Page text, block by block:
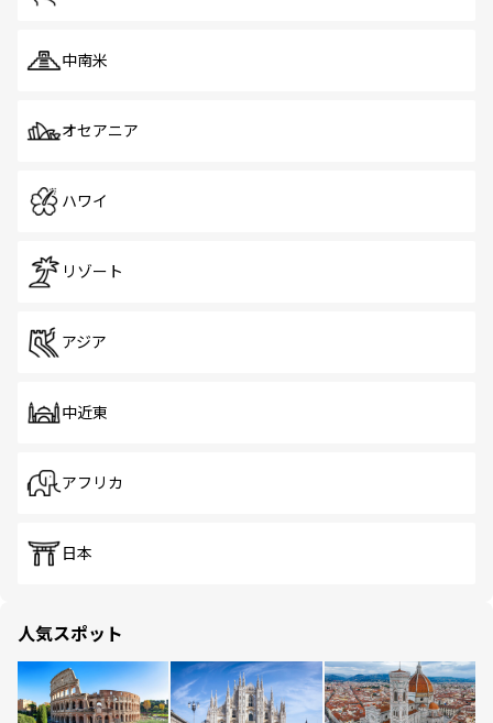
中南米
オセアニア
ハワイ
リゾート
アジア
中近東
アフリカ
日本
人気スポット